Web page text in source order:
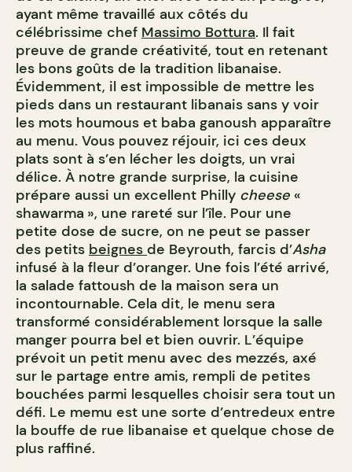
ayant même travaillé aux côtés du
célébrissime chef Massimo Bottura. Il fait
preuve de grande créativité, tout en retenant
les bons goûts de la tradition libanaise.
Évidemment, il est impossible de mettre les
pieds dans un restaurant libanais sans y voir
les mots houmous et baba ganoush apparaître
au menu. Vous pouvez réjouir, ici ces deux
plats sont à s’en lécher les doigts, un vrai
délice. À notre grande surprise, la cuisine
prépare aussi un excellent Philly cheese «
shawarma », une rareté sur l’île. Pour une
petite dose de sucre, on ne peut se passer
des petits beignes de Beyrouth, farcis d’Asha
infusé à la fleur d’oranger. Une fois l’été arrivé,
la salade fattoush de la maison sera un
incontournable. Cela dit, le menu sera
transformé considérablement lorsque la salle
manger pourra bel et bien ouvrir. L’équipe
prévoit un petit menu avec des mezzés, axé
sur le partage entre amis, rempli de petites
bouchées parmi lesquelles choisir sera tout un
défi. Le memu est une sorte d’entredeux entre
la bouffe de rue libanaise et quelque chose de
plus raffiné.